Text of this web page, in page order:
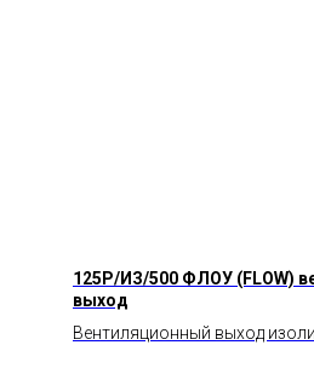
125P/ИЗ/500 ФЛОУ (FLOW)
выход
Вентиляционный выход